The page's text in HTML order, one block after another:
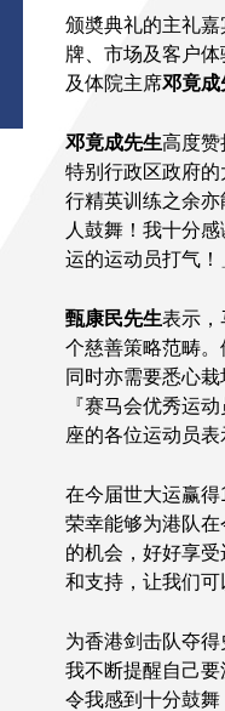
颁奬典礼的主礼
牌、市场及客户
及体院主席邓竟成
邓竟成先生高度赞
特别行政区政府
行精英训练之余
人鼓舞！我十分
运的运动员打气！
甄康民先生表示，
个慈善策略范畴
同时亦需要悉心
『赛马会优秀运
座的各位运动员
在今届世大运赢
荣幸能够为港队
的机会，好好享
和支持，让我们可
为香港剑击队夺
我不断提醒自己
令我感到十分鼓